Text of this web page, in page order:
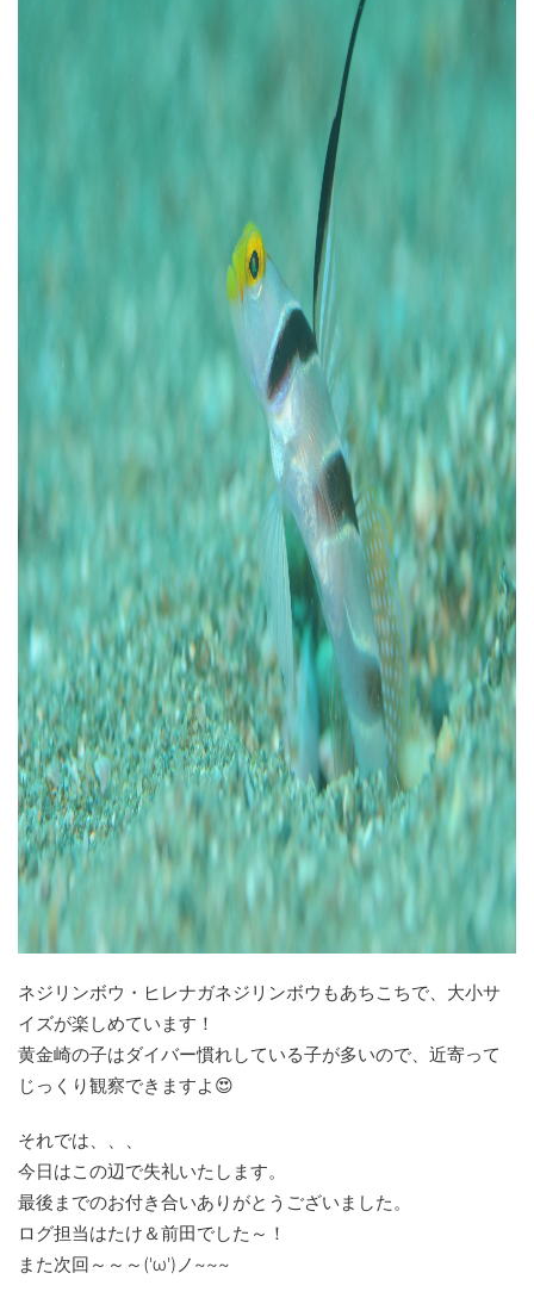
ネジリンボウ・ヒレナガネジリンボウもあちこちで、大小サ
イズが楽しめています！
黄金崎の子はダイバー慣れしている子が多いので、近寄って
じっくり観察できますよ😍
それでは、、、
今日はこの辺で失礼いたします。
最後までのお付き合いありがとうございました。
ログ担当はたけ＆前田でした～！
また次回～～～('ω')ノ~~~